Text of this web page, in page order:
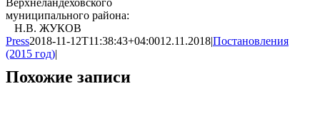
Верхнеландеховского
муниципального района:
Н.В. ЖУКОВ
Press2018-11-12T11:38:43+04:0012.11.2018|Постановления
(2015 год)|
Похожие записи